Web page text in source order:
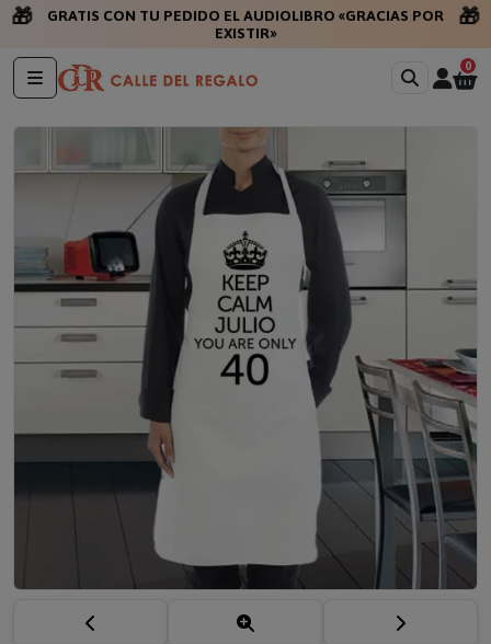
🎁
GRATIS CON TU PEDIDO EL AUDIOLIBRO «GRACIAS POR
EXISTIR»
🎁
0